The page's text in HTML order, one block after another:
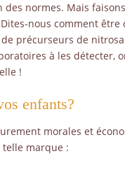
normes. Mais
nous comment être
précurseurs de
à les détecter,
!
enfants?
morales et
marque :